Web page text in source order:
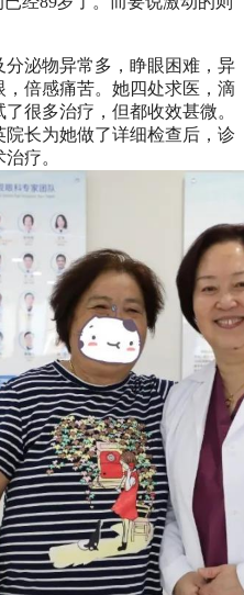
泌物异常多，睁眼困难，异
倍感痛苦。她四处求医，滴
很多治疗，但都收效甚微。
长为她做了详细检查后，诊
疗。